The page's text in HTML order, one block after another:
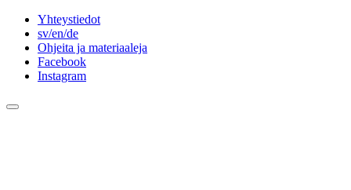
Yhteystiedot
sv/en/de
Ohjeita ja materiaaleja
Facebook
Instagram